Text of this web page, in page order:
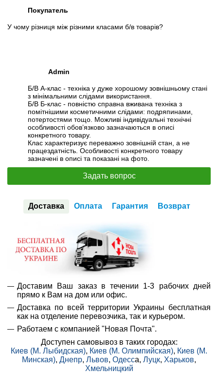
Покупатель
У чому різниця між різними класами б/в товарів?
Admin
Б/В А-клас - техніка у дуже хорошому зовнішньому стані
з мінімальними слідами використання.
Б/В Б-клас - повністю справна вживана техніка з
помітнішими косметичними слідами: подряпинами,
потертостями тощо. Можливі індивідуальні технічні
особливості обов’язково зазначаються в описі
конкретного товару.
Клас характеризує переважно зовнішній стан, а не
працездатність. Особливості конкретного товару
зазначені в описі та показані на фото.
Задать вопрос
Доставка Оплата Гарантия Возврат
Доставим Ваш заказ в течении 1-3 рабочих дней
прямо к Вам на дом или офис.
Доставка по всей территории Украины бесплатная
как на отделение перевозчика, так и курьером.
Работаем с компанией "Новая Почта".
Доступен самовывоз в таких городах:
Киев (М. Лыбидская), Киев (М. Олимпийская), Киев (М.
Минская), Днепр, Львов, Одесса, Луцк, Харьков,
Хмельницкий